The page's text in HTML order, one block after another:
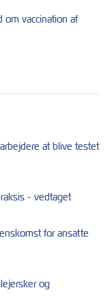
vaccination af
at blive testet
- vedtaget
for ansatte
og